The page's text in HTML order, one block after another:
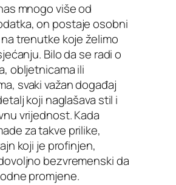
mnogo više od
on postaje osobni
trenutke koje želimo
Bilo da se radi o
obljetnicama ili
svaki važan događaj
koji naglašava stil i
vrijednost. Kada
za takve prilike,
koji je profinjen,
bezvremenski da
promjene.